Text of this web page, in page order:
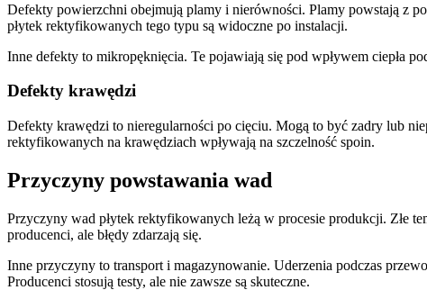
Defekty powierzchni obejmują plamy i nierówności. Plamy powstają z
płytek rektyfikowanych tego typu są widoczne po instalacji.
Inne defekty to mikropęknięcia. Te pojawiają się pod wpływem ciepła
Defekty krawędzi
Defekty krawędzi to nieregularności po cięciu. Mogą to być zadry lub
rektyfikowanych na krawędziach wpływają na szczelność spoin.
Przyczyny powstawania wad
Przyczyny wad płytek rektyfikowanych leżą w procesie produkcji. Złe
producenci, ale błędy zdarzają się.
Inne przyczyny to transport i magazynowanie. Uderzenia podczas
Producenci stosują testy, ale nie zawsze są skuteczne.